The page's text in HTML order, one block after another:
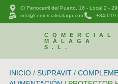
C/ Ferrocarril del Puerto, 16 - Local 2 -
info@comercialmalaga.com
+34 619
COMERCIAL
MÁLAGA
S.L.
INICIO/ SUPRAVIT/